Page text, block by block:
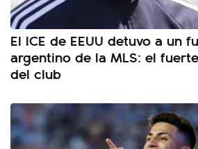
El ICE de EEUU detuvo a un
argentino de la MLS: el
del club